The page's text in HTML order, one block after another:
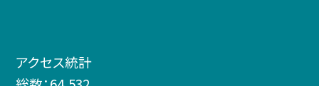
アクセス統計